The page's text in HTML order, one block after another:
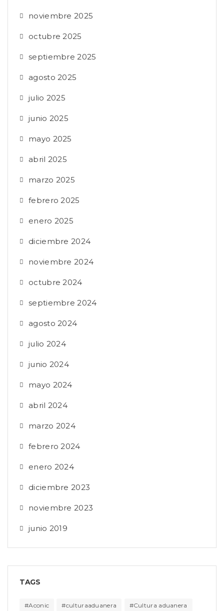
noviembre 2025
octubre 2025
septiembre 2025
agosto 2025
julio 2025
junio 2025
mayo 2025
abril 2025
marzo 2025
febrero 2025
enero 2025
diciembre 2024
noviembre 2024
octubre 2024
septiembre 2024
agosto 2024
julio 2024
junio 2024
mayo 2024
abril 2024
marzo 2024
febrero 2024
enero 2024
diciembre 2023
noviembre 2023
junio 2019
TAGS
#Aconic #culturaaduanera #Cultura aduanera